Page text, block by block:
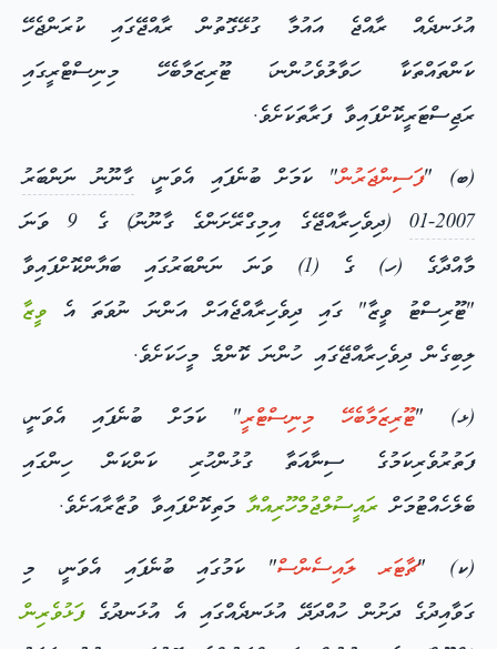
އުޅަނދެއް ރާއްޖެ އައުމާ ގުޅޭގޮތުން ރާއްޖޭގައި ކުރަންޖެހޭ
ކަންތައްތަކާ ހަވާލުވެހުންނ،ަ ޓޫރިޒަމާބެހޭ މިނިސްޓްރީގައި
ރަޖިސްޓަރީކޮށްފައިވާ ފަރާތަކަށެވެ.
(ބ) "ފަސިންޖަރުން" ކަމަށް ބުނެފައި އެވަނީ،ގާނޫނު ނަންބަރު
2007-01
(ދިވެހިރާއްޖޭގެ އިމިގްރޭށަންގެ ގާނޫނު) ގެ 9 ވަނަ
މާއްދާގެ (ހ) ގެ (1) ވަނަ ނަންބަރުގައި ބަޔާންކޮށްފައިވާ
"ޓޫރިސްޓު ވީޒާ" ގައި ދިވެހިރާއްޖެއަށް އަންނަ ނުވަތަ އެ ވީޒާ
ލިބިގެން ދިވެހިރާއްޖޭގައި ހުންނަ ކޮންމެ މީހަކަށެވެ.
(ޅ) "ޓޫރިޒަމާބެހޭ މިނިސްޓްރީ" ކަމަށް ބުނެފައި އެވަނީ،
ފަތުރުވެރިކަމުގެ ސިނާއަތާ ގުޅުންހުރި ކަންކަން ހިންގައި
ބެލެހެއްޓުމަށް ރައީސުލްޖުމްހޫރިއްޔާމަތިކޮށްފައިވާ ވުޒާރާއަށެވެ.
(ކ) "ޗާޓަރ ލައިސެންސް" ކަމުގައި ބުނެފައި އެވަނީ، މި
ގަވާއިދުގެ ދަށުން ހުއްދަދޭ އުޅަނދެއްގައި އެ އުޅަނދުގެފަޅުވެރިން